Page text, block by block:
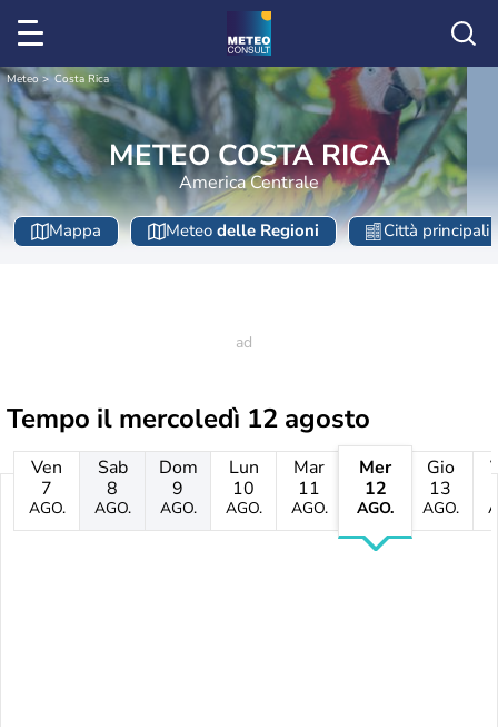
Meteo Costa Rica
METEO COSTA RICA
America Centrale
Mappa Meteo delle Regioni Città principali
Tempo il mercoledì 12 agosto
Ven
7
AGO.
Sab
8
AGO.
Dom
9
AGO.
Lun
10
AGO.
Mar
11
AGO.
Mer
12
AGO.
Gio
13
AGO.